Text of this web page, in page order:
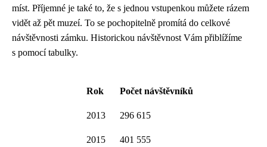
míst. Příjemné je také to, že s jednou vstupenkou můžete rázem
vidět až pět muzeí. To se pochopitelně promítá do celkové
návštěvnosti zámku. Historickou návštěvnost Vám přiblížíme
s pomocí tabulky.
Rok Počet návštěvníků
2013 296 615
2015 401 555